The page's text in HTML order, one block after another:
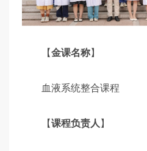
【金课名称】
血液系统整合课程
【课程负责人 】